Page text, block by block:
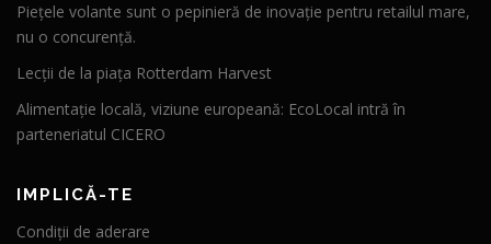
Piețele volante sunt o pepinieră de inovație pentru retailul mare,
nu o concurență.
Lecții de la piața Rotterdam Harvest
Alimentație locală, viziune europeană: EcoLocal intră în
parteneriatul CICERO
IMPLICĂ-TE
Condiții de aderare